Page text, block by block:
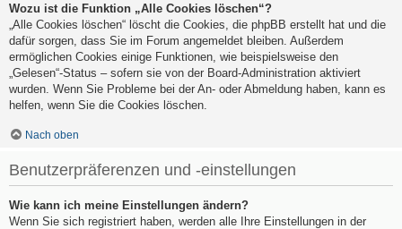
Wozu ist die Funktion „Alle Cookies löschen“?
„Alle Cookies löschen“ löscht die Cookies, die phpBB erstellt hat und die
dafür sorgen, dass Sie im Forum angemeldet bleiben. Außerdem
ermöglichen Cookies einige Funktionen, wie beispielsweise den
„Gelesen“-Status – sofern sie von der Board-Administration aktiviert
wurden. Wenn Sie Probleme bei der An- oder Abmeldung haben, kann es
helfen, wenn Sie die Cookies löschen.
Nach oben
Benutzerpräferenzen und -einstellungen
Wie kann ich meine Einstellungen ändern?
Wenn Sie sich registriert haben, werden alle Ihre Einstellungen in der